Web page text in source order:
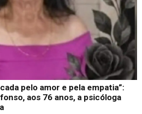
pelo amor e pela empatia”:
aos 76 anos, a psicóloga